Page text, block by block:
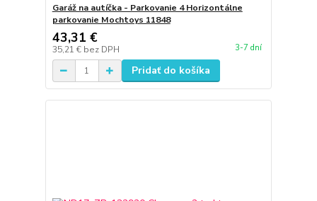
Garáž na autíčka - Parkovanie 4 Horizontálne
parkovanie Mochtoys 11848
43,31 €
35,21 € bez DPH 3-7 dní
Pridať do košíka